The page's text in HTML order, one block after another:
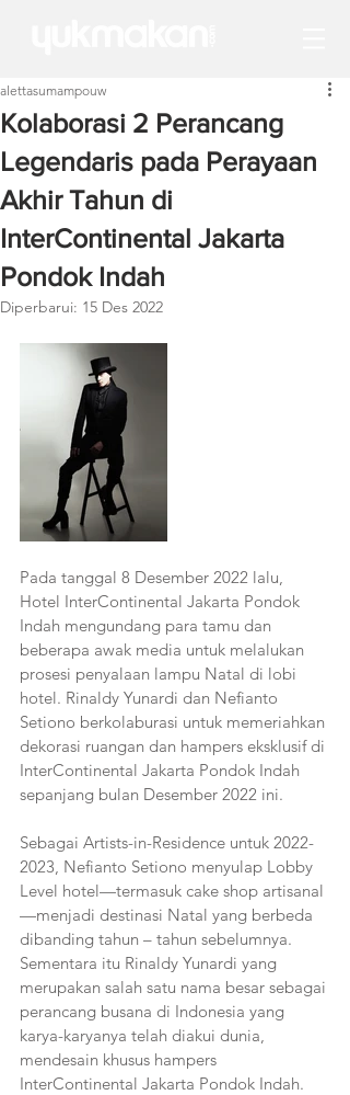
Kolaborasi 2 Perancang
Legendaris pada Perayaan
Akhir Tahun di
InterContinental Jakarta
Pondok Indah
alettasumampouw
Diperbarui: 15 Des 2022
Pada tanggal 8 Desember 2022 lalu,
Hotel InterContinental Jakarta Pondok
Indah mengundang para tamu dan
beberapa awak media untuk melalukan
prosesi penyalaan lampu Natal di lobi
hotel. Rinaldy Yunardi dan Nefianto
Setiono berkolaburasi untuk memeriahkan
dekorasi ruangan dan hampers eksklusif di
InterContinental Jakarta Pondok Indah
sepanjang bulan Desember 2022 ini.
Sebagai Artists-in-Residence untuk 2022-
2023, Nefianto Setiono menyulap Lobby
Level hotel—termasuk cake shop artisanal
—menjadi destinasi Natal yang berbeda
dibanding tahun – tahun sebelumnya.
Sementara itu Rinaldy Yunardi yang
merupakan salah satu nama besar sebagai
perancang busana di Indonesia yang
karya-karyanya telah diakui dunia,
mendesain khusus hampers
InterContinental Jakarta Pondok Indah.